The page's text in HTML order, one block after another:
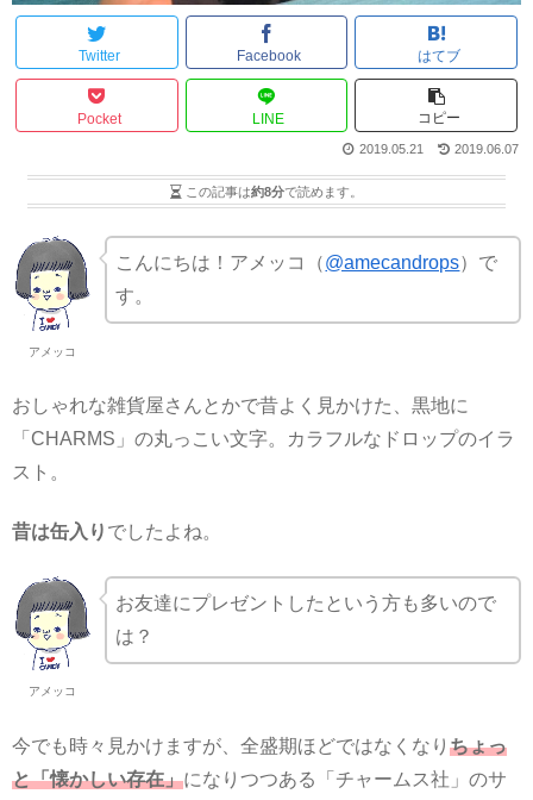
Twitter Facebook はてブ
Pocket LINE コピー
2019.06.07
2019.05.21
この記事は約8分で読めます。
アメッコ
こんにちは！アメッコ（@amecandrops）で
す。
おしゃれな雑貨屋さんとかで昔よく見かけた、黒地に
「CHARMS」の丸っこい文字。カラフルなドロップのイラ
スト。
昔は缶入り でしたよね。
アメッコ
お友達にプレゼントしたという方も多いので
は？
今でも時々見かけますが、全盛期ほどではなくなり ちょっ
と「懐かしい存在」になりつつある「チャームス社」のサ